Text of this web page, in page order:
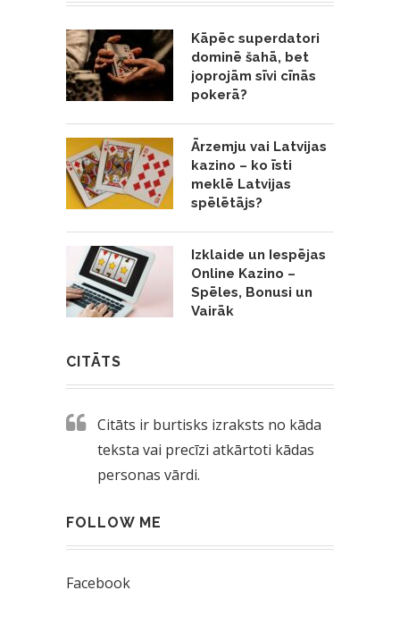
Kāpēc superdatori
dominē šahā, bet
joprojām sīvi cīnās
pokerā?
Ārzemju vai Latvijas
kazino – ko īsti
meklē Latvijas
spēlētājs?
Izklaide un Iespējas
Online Kazino –
Spēles, Bonusi un
Vairāk
CITĀTS
Citāts ir burtisks izraksts no kāda
teksta vai precīzi atkārtoti kādas
personas vārdi.
FOLLOW ME
Facebook